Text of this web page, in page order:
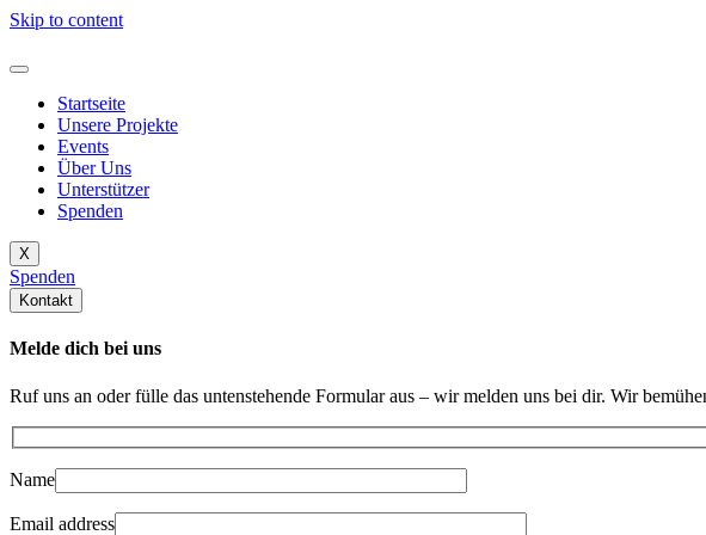
Skip to content
Startseite
Unsere Projekte
Events
Über Uns
Unterstützer
Spenden
X
Spenden
Kontakt
Melde dich bei uns
Ruf uns an oder fülle das untenstehende Formular aus – wir melden uns bei dir. Wir
Name
Email address